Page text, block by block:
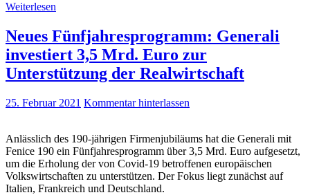
Weiterlesen
Neues Fünfjahresprogramm: Generali
investiert 3,5 Mrd. Euro zur
Unterstützung der Realwirtschaft
25. Februar 2021 Kommentar hinterlassen
Anlässlich des 190-jährigen Firmenjubiläums hat die Generali mit
Fenice 190 ein Fünfjahresprogramm über 3,5 Mrd. Euro aufgesetzt,
um die Erholung der von Covid-19 betroffenen europäischen
Volkswirtschaften zu unterstützen. Der Fokus liegt zunächst auf
Italien, Frankreich und Deutschland.